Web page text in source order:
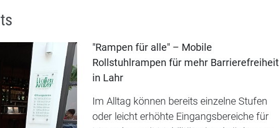
"Rampen für alle" – Mobile
Rollstuhlrampen für mehr Barrierefreiheit
in Lahr
Im Alltag können bereits einzelne Stufen
oder leicht erhöhte Eingangsbereiche für